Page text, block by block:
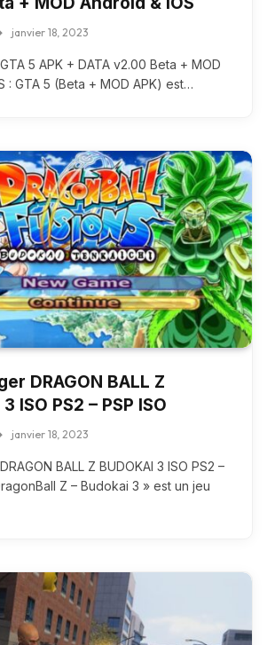
janvier 18, 2023
5 APK + DATA v2.00 Beta + MOD
: GTA 5 (Beta + MOD APK) est…
DRAGON BALL Z
ISO PS2 – PSP ISO
janvier 18, 2023
BALL Z BUDOKAI 3 ISO PS2 –
Z – Budokai 3 » est un jeu